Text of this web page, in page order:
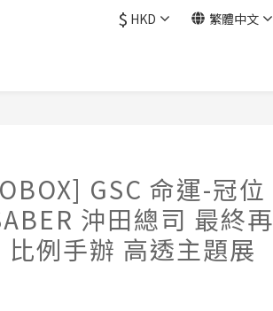
$ HKD 繁體中文
GSC 命運-冠位
沖田總司 最終再
比例手辦 高透主題展